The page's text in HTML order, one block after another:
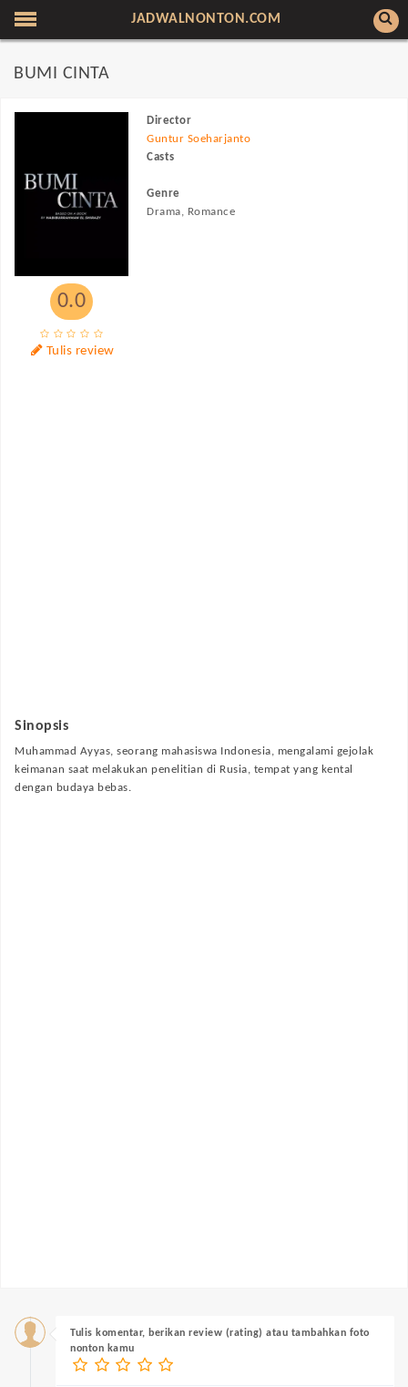
JADWALNONTON.COM
BUMI CINTA
0.0
Tulis review
Director
Guntur Soeharjanto
Casts
Genre
Drama, Romance
Sinopsis
Muhammad Ayyas, seorang mahasiswa Indonesia, mengalami gejolak
keimanan saat melakukan penelitian di Rusia, tempat yang kental
dengan budaya bebas.
Tulis komentar, berikan review (rating) atau tambahkan foto
nonton kamu